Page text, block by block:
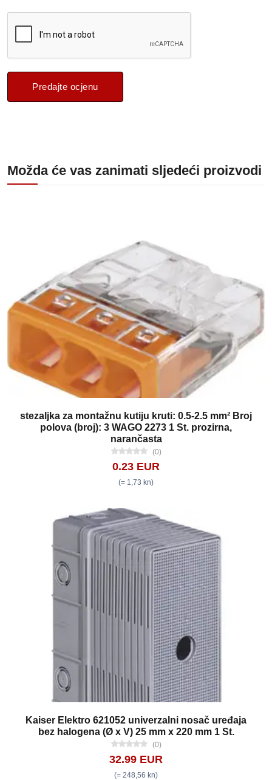
Predajte ocjenu
Možda će vas zanimati sljedeći proizvodi
stezaljka za montažnu kutiju kruti: 0.5-2.5 mm² Broj
polova (broj): 3 WAGO 2273 1 St. prozirna,
narančasta
(0)
0.23 EUR
(= 1,73 kn)
Kaiser Elektro 621052 univerzalni nosač uređaja
bez halogena (Ø x V) 25 mm x 220 mm 1 St.
(0)
32.99 EUR
(= 248,56 kn)